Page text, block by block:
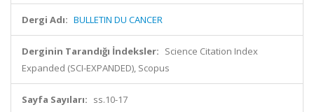
Dergi Adı: BULLETIN DU CANCER
Derginin Tarandığı İndeksler: Science Citation Index
Expanded (SCI-EXPANDED), Scopus
Sayfa Sayıları: ss.10-17